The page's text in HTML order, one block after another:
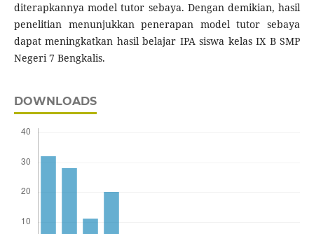
diterapkannya model tutor sebaya. Dengan demikian, hasil
penelitian menunjukkan penerapan model tutor sebaya
dapat meningkatkan hasil belajar IPA siswa kelas IX B SMP
Negeri 7 Bengkalis.
DOWNLOADS